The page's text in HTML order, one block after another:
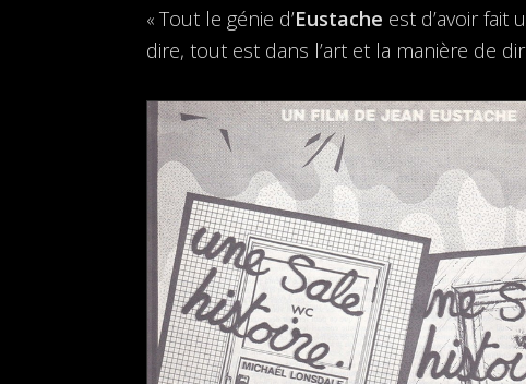
«Tout le génie d’Eustache est d’avoir
dire, tout est dans l’art et la manière de